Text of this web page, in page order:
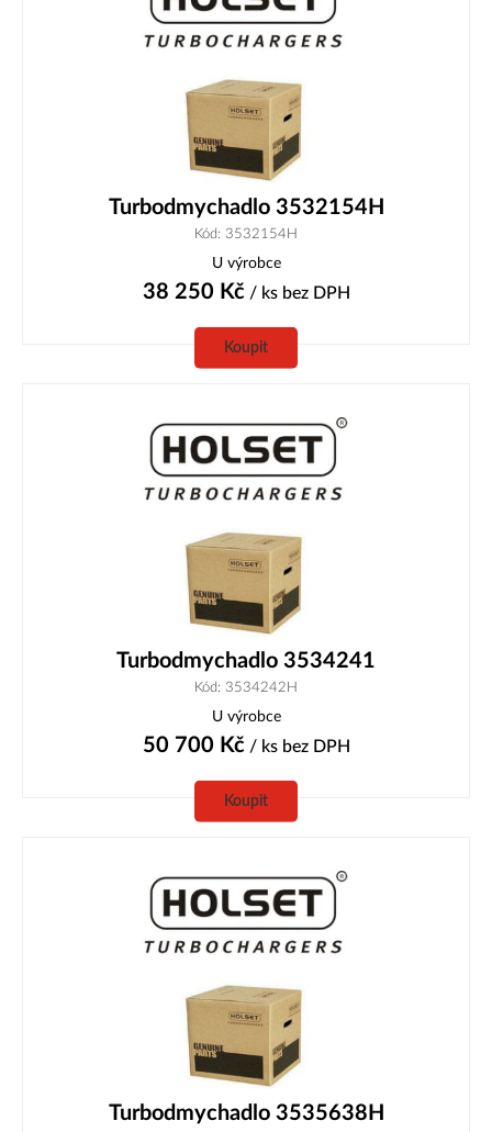
Turbodmychadlo 3532154H
Kód: 3532154H
U výrobce
38 250 Kč/ ks bez DPH
Koupit
Turbodmychadlo 3534241
Kód: 3534242H
U výrobce
50 700 Kč/ ks bez DPH
Koupit
Turbodmychadlo 3535638H